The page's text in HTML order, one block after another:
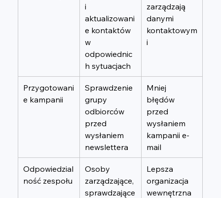
i
aktualizowani
e kontaktów
w
odpowiednic
h sytuacjach
zarządzają
danymi
kontaktowym
i
Przygotowani
e kampanii
Sprawdzenie
grupy
odbiorców
przed
wysłaniem
newslettera
Mniej
błędów
przed
wysłaniem
kampanii e-
mail
Odpowiedzial
ność zespołu
Osoby
zarządzające,
sprawdzające
Lepsza
organizacja
wewnętrzna